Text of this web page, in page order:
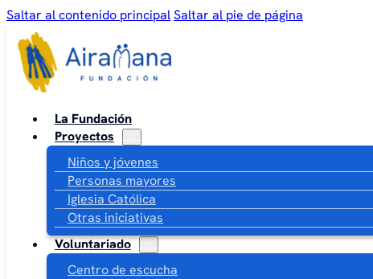
Saltar al contenido principalSaltar al pie de página
La Fundación
Proyectos
Niños y jóvenes
Personas mayores
Iglesia Católica
Otras iniciativas
Voluntariado
Centro de escucha